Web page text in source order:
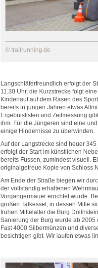
© trailrunning.de
Langschläferfreundlich erfolgt der
11.30 Uhr, die Kurzstrecke folgt
Kinderlauf auf dem Rasen des
bereits in jungen Jahren etwas
Ergebnislisten und Zeitmessung
ihm. Für die Jüngeren sind eine
einige Hindernisse zu überwinden.
Auf der Langstrecke sind heuer
erfolgt der Start im künstlichen
bereits Füssen, zumindest visuell.
originalgetreue Kopie von Schloss
Am Ende der Straße biegen wir
der vollständig erhaltenen
Vorgängermauer errichtet wurde.
großen Talkessel, in dessen Mitte
frühen Mittelalter die Burg
Sanierung der Burg wurde ab
Fast 4000 Silbermünzen und
besichtigen gibt. Wir laufen etwas